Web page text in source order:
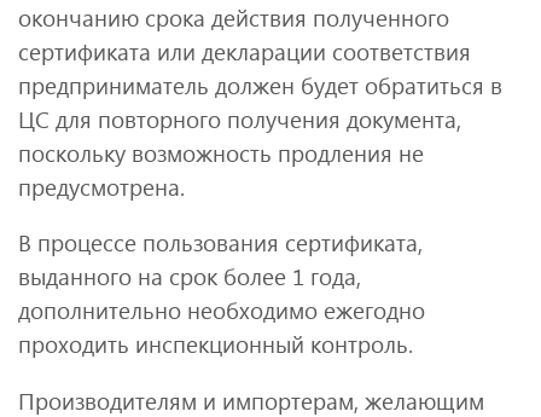
окончанию срока действия полученного
сертификата или декларации соответствия
предприниматель должен будет обратиться в
ЦС для повторного получения документа,
поскольку возможность продления не
предусмотрена.
В процессе пользования сертификата,
выданного на срок более 1 года,
дополнительно необходимо ежегодно
проходить инспекционный контроль.
Производителям и импортерам, желающим